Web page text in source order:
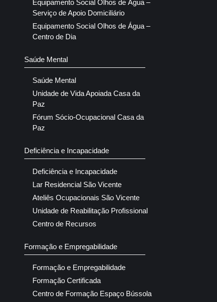
Equipamento Social Olhos de Água –
Serviço de Apoio Domiciliário
Equipamento Social Olhos de Água –
Centro de Dia
Saúde Mental
Saúde Mental
Unidade de Vida Apoiada Casa da
Paz
Fórum Sócio-Ocupacional Casa da
Paz
Deficiência e Incapacidade
Deficiência e Incapacidade
Lar Residencial São Vicente
Ateliês Ocupacionais São Vicente
Unidade de Reabilitação Profissional
Centro de Recursos
Formação e Empregabilidade
Formação e Empregabilidade
Formação Certificada
Centro de Formação Espaço Bússola